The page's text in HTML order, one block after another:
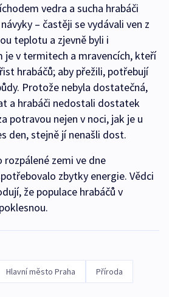
vedra a sucha hrabáči
– častěji se vydávali ven z
teplotu a zjevně byli i
je v termitech a mravencích, kteří
hrabáčů; aby přežili, potřebují
Protože nebyla dostatečná,
a hrabáči nedostali dostatek
potravou nejen v noci, jak je u
den, stejně jí nenašli dost.
rozpálené zemi ve dne
zbytky energie. Vědci
že populace hrabáčů v
Hlavní město Praha Příroda